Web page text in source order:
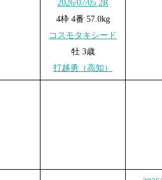
2026/07/05 2R
4枠 4番 57.0kg
コスモタキシード
牡 3歳
打越勇（高知）